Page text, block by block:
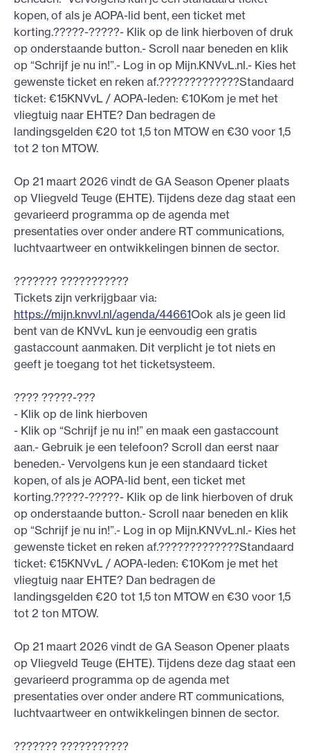
kopen, of als je AOPA-lid bent, een ticket met
korting.?????-?????- Klik op de link hierboven of druk
op onderstaande button.- Scroll naar beneden en klik
op “Schrijf je nu in!”.- Log in op Mijn.KNVvL.nl.- Kies het
gewenste ticket en reken af.?????????????Standaard
ticket: €15KNVvL / AOPA-leden: €10Kom je met het
vliegtuig naar EHTE? Dan bedragen de
landingsgelden €20 tot 1,5 ton MTOW en €30 voor 1,5
tot 2 ton MTOW.
Op 21 maart 2026 vindt de GA Season Opener plaats
op Vliegveld Teuge (EHTE). Tijdens deze dag staat een
gevarieerd programma op de agenda met
presentaties over onder andere RT communications,
luchtvaartweer en ontwikkelingen binnen de sector.
??????? ???????????
Tickets zijn verkrijgbaar via:
https://mijn.knvvl.nl/agenda/44661Ook als je geen lid
bent van de KNVvL kun je eenvoudig een gratis
gastaccount aanmaken. Dit verplicht je tot niets en
geeft je toegang tot het ticketsysteem.
???? ?????-???
- Klik op de link hierboven
- Klik op “Schrijf je nu in!” en maak een gastaccount
aan.- Gebruik je een telefoon? Scroll dan eerst naar
beneden.- Vervolgens kun je een standaard ticket
kopen, of als je AOPA-lid bent, een ticket met
korting.?????-?????- Klik op de link hierboven of druk
op onderstaande button.- Scroll naar beneden en klik
op “Schrijf je nu in!”.- Log in op Mijn.KNVvL.nl.- Kies het
gewenste ticket en reken af.?????????????Standaard
ticket: €15KNVvL / AOPA-leden: €10Kom je met het
vliegtuig naar EHTE? Dan bedragen de
landingsgelden €20 tot 1,5 ton MTOW en €30 voor 1,5
tot 2 ton MTOW.
Op 21 maart 2026 vindt de GA Season Opener plaats
op Vliegveld Teuge (EHTE). Tijdens deze dag staat een
gevarieerd programma op de agenda met
presentaties over onder andere RT communications,
luchtvaartweer en ontwikkelingen binnen de sector.
??????? ???????????